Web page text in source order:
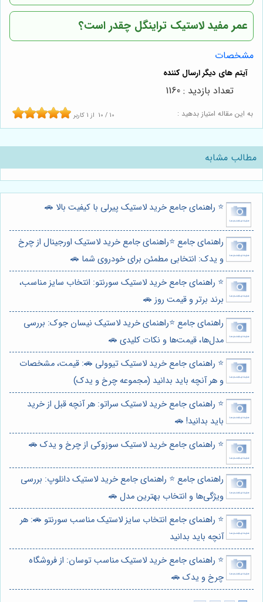
عمر مفید لاستیک تراینگل چقدر است؟
مشخصات
به این مقاله امتیاز بدهید : 10 / 10 از 1 کاربر
تعداد بازدید : 1160
مطالب مشابه
⭐️ راهنمای جامع خرید لاستیک پیرلی با کیفیت بالا 🚗
راهنمای جامع ⭐️راهنمای جامع خرید لاستیک اورجینال از چرخ
و یدک: انتخابی مطمئن برای خودروی شما 🚗
⭐️ راهنمای جامع خرید لاستیک سورنتو: انتخاب سایز مناسب،
برند برتر و قیمت روز 🚗
راهنمای جامع ⭐️راهنمای خرید لاستیک نیسان جوک: بررسی
مدل‌ها، قیمت‌ها و نکات کلیدی 🚗
⭐️ راهنمای جامع خرید لاستیک تیوولی 🚗: قیمت، مشخصات
و هر آنچه باید بدانید (مجموعه چرخ و یدک)
⭐️ راهنمای جامع خرید لاستیک سراتو: هر آنچه قبل از خرید
باید بدانید! 🚗
⭐️ راهنمای جامع خرید لاستیک سوزوکی از چرخ و یدک 🚗
راهنمای جامع ⭐️ راهنمای جامع خرید لاستیک دانلوپ: بررسی
ویژگی‌ها و انتخاب بهترین مدل 🚗
⭐️ راهنمای جامع انتخاب سایز لاستیک مناسب سورنتو 🚗: هر
آنچه باید بدانید
⭐️ راهنمای جامع خرید لاستیک مناسب توسان: از فروشگاه
چرخ و یدک 🚗